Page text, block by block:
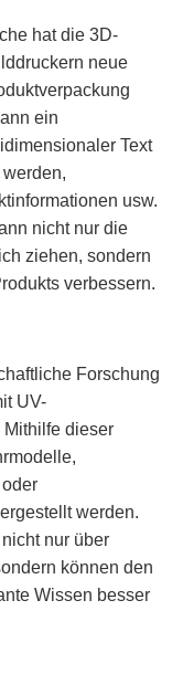
hat die 3D-
neue
ein
Text
usw.
nicht nur die
ziehen, sondern
verbessern.
Forschung
UV-
dieser
werden.
nur über
können den
Wissen besser